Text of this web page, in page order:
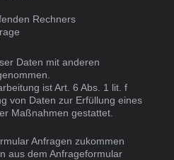
Rechners
Daten mit anderen
ist Art. 6 Abs. 1 lit. f
von Daten zur Erfüllung eines
Maßnahmen gestattet.
Anfragen zukommen
aus dem Anfrageformular